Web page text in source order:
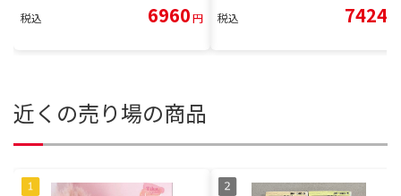
税込 6960円 税込 7424
近くの売り場の商品